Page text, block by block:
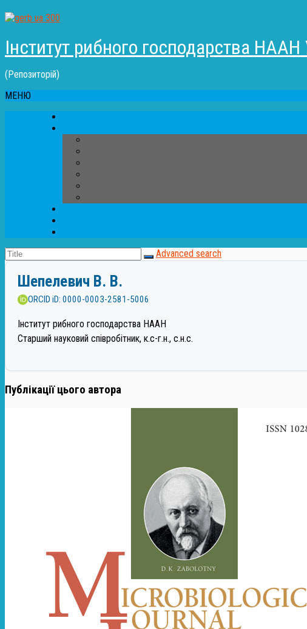
Інститут рибного господарства НААН
(Репозиторій)
МЕНЮ
Advanced search
Шепелевич В. В.
ORCID iD: 0000-0003-2581-5006
Інститут рибного господарства НААН
Старший науковий співробітник, к.с-г.н., с.н.с.
Публікації цього автора